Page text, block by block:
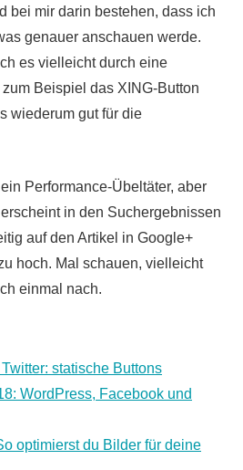
bei mir darin bestehen, dass ich
genauer anschauen werde.
es vielleicht durch eine
Beispiel das XING-Button
wiederum gut für die
Performance-Übeltäter, aber
in den Suchergebnissen
auf den Artikel in Google+
hoch. Mal schauen, vielleicht
einmal nach.
statische Buttons
WordPress, Facebook und
optimierst du Bilder für deine